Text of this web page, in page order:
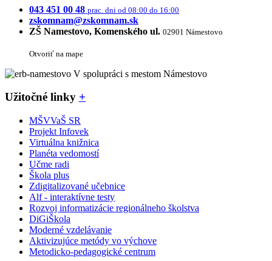
043 451 00 48 prac. dni od 08:00 do 16:00
zskomnam@zskomnam.sk
ZŠ Namestovo, Komenského ul. 02901 Námestovo
Otvoriť na mape
V spolupráci s mestom Námestovo
Užitočné linky +
MŠVVaŠ SR
Projekt Infovek
Virtuálna knižnica
Planéta vedomostí
Učme radi
Škola plus
Zdigitalizované učebnice
Alf - interaktívne testy
Rozvoj informatizácie regionálneho školstva
DiGiŠkola
Moderné vzdelávanie
Aktivizujúce metódy vo výchove
Metodicko-pedagogické centrum